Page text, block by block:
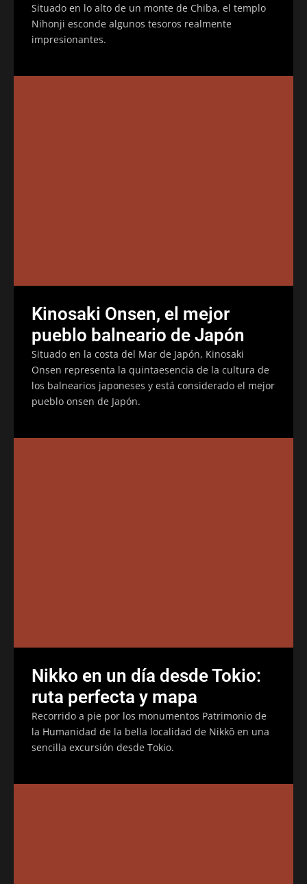
Situado en lo alto de un monte de Chiba, el templo
Nihonji esconde algunos tesoros realmente
impresionantes.
Kinosaki Onsen, el mejor
pueblo balneario de Japón
Situado en la costa del Mar de Japón, Kinosaki
Onsen representa la quintaesencia de la cultura de
los balnearios japoneses y está considerado el mejor
pueblo onsen de Japón.
Nikko en un día desde Tokio:
ruta perfecta y mapa
Recorrido a pie por los monumentos Patrimonio de
la Humanidad de la bella localidad de Nikkō en una
sencilla excursión desde Tokio.